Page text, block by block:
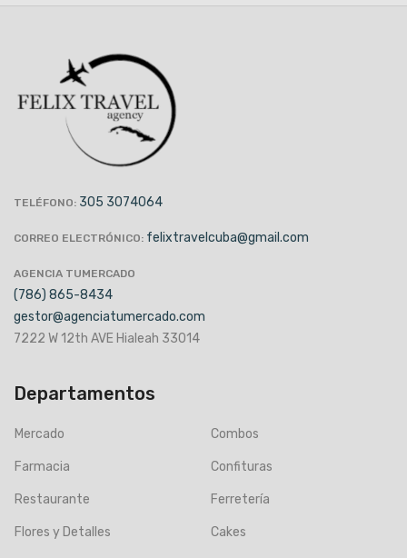
TELÉFONO: 305 3074064
CORREO ELECTRÓNICO: felixtravelcuba@gmail.com
AGENCIA TUMERCADO
(786) 865-8434
gestor@agenciatumercado.com
7222 W 12th AVE Hialeah 33014
Departamentos
Mercado Combos
Farmacia Confituras
Restaurante Ferretería
Flores y Detalles Cakes